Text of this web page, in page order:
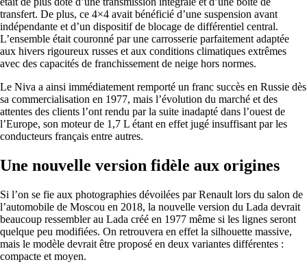
transfert. De plus, ce 4×4 avait bénéficié d’une suspension avant
indépendante et d’un dispositif de blocage de différentiel central.
L’ensemble était couronné par une carrosserie parfaitement adaptée
aux hivers rigoureux russes et aux conditions climatiques extrêmes
avec des capacités de franchissement de neige hors normes.
Le Niva a ainsi immédiatement remporté un franc succès en Russie dès
sa commercialisation en 1977, mais l’évolution du marché et des
attentes des clients l’ont rendu par la suite inadapté dans l’ouest de
l’Europe, son moteur de 1,7 L étant en effet jugé insuffisant par les
conducteurs français entre autres.
Une nouvelle version fidèle aux origines
Si l’on se fie aux photographies dévoilées par Renault lors du salon de
l’automobile de Moscou en 2018, la nouvelle version du Lada devrait
beaucoup ressembler au Lada créé en 1977 même si les lignes seront
quelque peu modifiées. On retrouvera en effet la silhouette massive,
mais le modèle devrait être proposé en deux variantes différentes :
compacte et moyen.